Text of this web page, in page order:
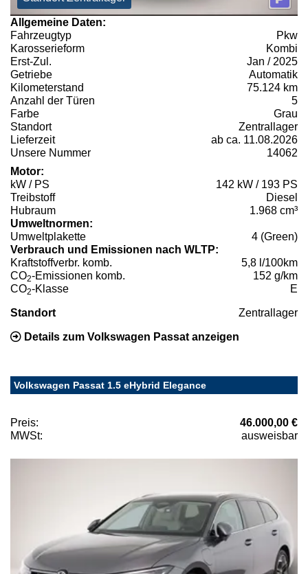
Allgemeine Daten:
Fahrzeugtyp
Pkw
Karosserieform
Kombi
Erst-Zul.
Jan / 2025
Getriebe
Automatik
Kilometerstand
75.124 km
Anzahl der Türen
5
Farbe
Grau
Standort
Zentrallager
Lieferzeit
ab ca. 11.08.2026
Unsere Nummer
14062
Motor:
kW / PS
142 kW / 193 PS
Treibstoff
Diesel
Hubraum
1.968 cm³
Umweltnormen:
Umweltplakette
4 (Green)
Verbrauch und Emissionen nach WLTP:
Kraftstoffverbr. komb.
5,8 l/100km
CO2-Emissionen komb.
152 g/km
CO2-Klasse E
Standort Zentrallager
Details zum Volkswagen Passat anzeigen
Volkswagen Passat 1.5 eHybrid Elegance
Preis:
46.000,00 €
MWSt:
ausweisbar